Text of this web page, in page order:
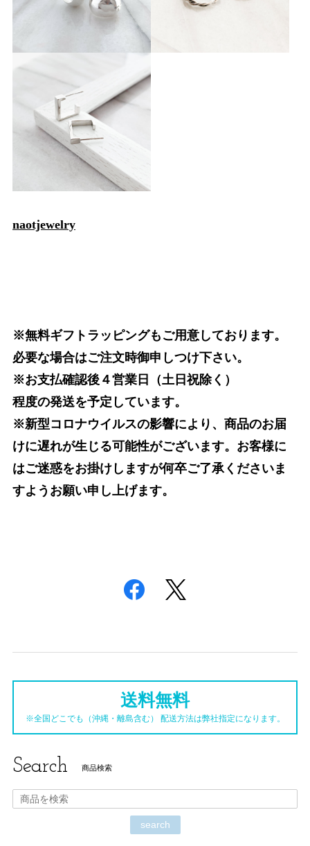
naotjewelry
※無料ギフトラッピングもご用意しております。
必要な場合はご注文時御申しつけ下さい。
※お支払確認後４営業日（土日祝除く）
程度の発送を予定しています。
※新型コロナウイルスの影響により、商品のお届
けに遅れが生じる可能性がございます。お客様に
はご迷惑をお掛けしますが何卒ご了承くださいま
すようお願い申し上げます。
送料無料
※全国どこでも（沖縄・離島含む） 配送方法は弊社指定になります。
Search 商品検索
search